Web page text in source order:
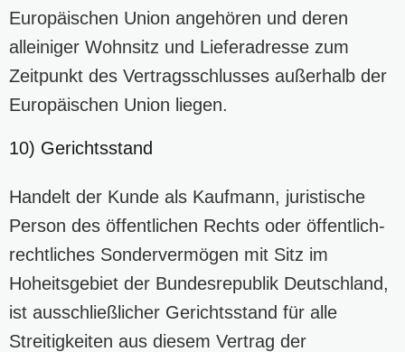
Europäischen Union angehören und deren
alleiniger Wohnsitz und Lieferadresse zum
Zeitpunkt des Vertragsschlusses außerhalb der
Europäischen Union liegen.
10) Gerichtsstand
Handelt der Kunde als Kaufmann, juristische
Person des öffentlichen Rechts oder öffentlich-
rechtliches Sondervermögen mit Sitz im
Hoheitsgebiet der Bundesrepublik Deutschland,
ist ausschließlicher Gerichtsstand für alle
Streitigkeiten aus diesem Vertrag der